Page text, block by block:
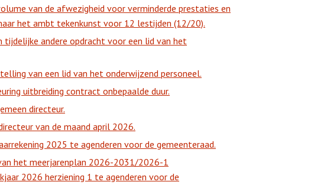
van de afwezigheid voor verminderde prestaties en
het ambt tekenkunst voor 12 lestijden (12/20).
tijdelijke andere opdracht voor een lid van het
van een lid van het onderwijzend personeel.
uitbreiding contract onbepaalde duur.
directeur.
van de maand april 2026.
2025 te agenderen voor de gemeenteraad.
het meerjarenplan 2026-2031/2026-1
2026 herziening 1 te agenderen voor de